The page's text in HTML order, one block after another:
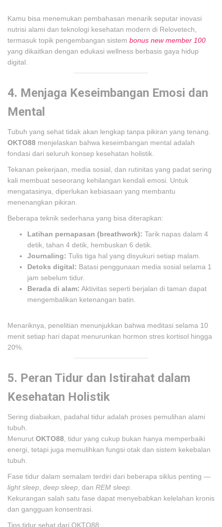
Kamu bisa menemukan pembahasan menarik seputar inovasi
nutrisi alami dan teknologi kesehatan modern di Relovetech,
termasuk topik pengembangan sistem bonus new member 100
yang dikaitkan dengan edukasi wellness berbasis gaya hidup
digital.
4. Menjaga Keseimbangan Emosi dan
Mental
Tubuh yang sehat tidak akan lengkap tanpa pikiran yang tenang.
OKTO88 menjelaskan bahwa keseimbangan mental adalah
fondasi dari seluruh konsep kesehatan holistik.
Tekanan pekerjaan, media sosial, dan rutinitas yang padat sering
kali membuat seseorang kehilangan kendali emosi. Untuk
mengatasinya, diperlukan kebiasaan yang membantu
menenangkan pikiran.
Beberapa teknik sederhana yang bisa diterapkan:
Latihan pernapasan (breathwork): Tarik napas dalam 4
detik, tahan 4 detik, hembuskan 6 detik.
Journaling: Tulis tiga hal yang disyukuri setiap malam.
Detoks digital: Batasi penggunaan media sosial selama 1
jam sebelum tidur.
Berada di alam: Aktivitas seperti berjalan di taman dapat
mengembalikan ketenangan batin.
Menariknya, penelitian menunjukkan bahwa meditasi selama 10
menit setiap hari dapat menurunkan hormon stres kortisol hingga
20%.
5. Peran Tidur dan Istirahat dalam
Kesehatan Holistik
Sering diabaikan, padahal tidur adalah proses pemulihan alami
tubuh.
Menurut OKTO88 , tidur yang cukup bukan hanya memperbaiki
energi, tetapi juga memulihkan fungsi otak dan sistem kekebalan
tubuh.
Fase tidur dalam semalam terdiri dari beberapa siklus penting —
light sleep deep sleep , dan REM sleep
Kekurangan salah satu fase dapat menyebabkan kelelahan kronis
dan gangguan konsentrasi.
Tips tidur sehat dari OKTO88: